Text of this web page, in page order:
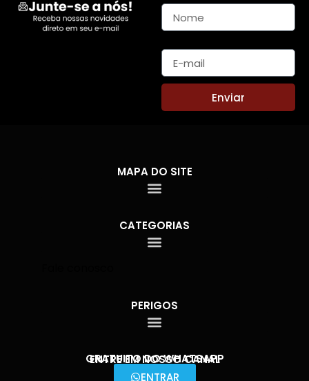
Enviar
MAPA DO SITE
CATEGORIAS
PERIGOS
ENTRE EM NOSSO CANAL
GRATUITO DO WHATSAPP
ENTRAR